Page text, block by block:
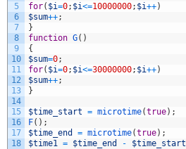
5
6
7
8
9
10
11
12
13
14
15
16
17
18
for( $i=0; $i<=10000000; $i++)
$sum++;
}
function G( )
{
$sum=0;
for( $i=0; $i<=30000000; $i++)
$sum++;
}
$time_start = microtime(true) ;
F( ) ;
$time_end
= microtime(true) ;
$time1 = $time_end - $time_start